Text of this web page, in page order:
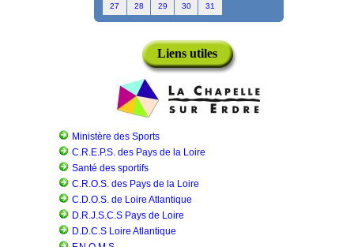
27 28 29 30 31
Liens utiles
Ministère des Sports
C.R.E.P.S. des Pays de la Loire
Santé des sportifs
C.R.O.S. des Pays de la Loire
C.D.O.S. de Loire Atlantique
D.R.J.S.C.S Pays de Loire
D.D.C.S Loire Atlantique